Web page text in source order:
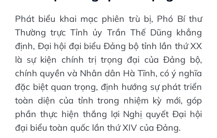
Phát biểu khai mạc phiên trù bị, Phó Bí thư
Thường trực Tỉnh ủy Trần Thế Dũng khẳng
định, Đại hội đại biểu Đảng bộ tỉnh lần thứ XX
là sự kiện chính trị trọng đại của Đảng bộ,
chính quyền và Nhân dân Hà Tĩnh, có ý nghĩa
đặc biệt quan trọng, định hướng sự phát triển
toàn diện của tỉnh trong nhiệm kỳ mới, góp
phần thực hiện thắng lợi Nghị quyết Đại hội
đại biểu toàn quốc lần thứ XIV của Đảng.